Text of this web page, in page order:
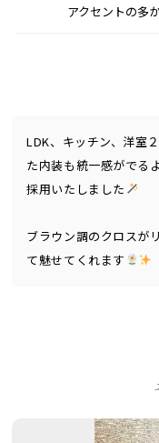
アクセントの多
LDK、キッチン、洋室
た内装も統一感がでる
採用いたしました
ブラウン調のクロスが
て魅せてくれます